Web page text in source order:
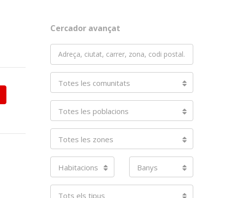
Cercador avançat
Totes les comunitats
Totes les poblacions
Totes les zones
Habitacions Banys
Tots els tipus